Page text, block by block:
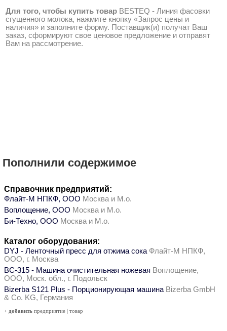
Для того, чтобы купить товар BESTEQ - Линия фасовки
сгущенного молока, нажмите кнопку «Запрос цены и
наличия» и заполните форму. Поставщик(и) получат Ваш
заказ, сформируют свое ценовое предложение и отправят
Вам на рассмотрение.
Пополнили содержимое
Справочник предприятий:
Флайт-М НПКФ, ООО Москва и М.о.
Воплощение, ООО Москва и М.о.
Би-Техно, ООО Москва и М.о.
Каталог оборудования:
DYJ - Ленточный пресс для отжима сока Флайт-М НПКФ,
ООО, г. Москва
ВС-315 - Машина очистительная ножевая Воплощение,
ООО, Моск. обл., г. Подольск
Bizerba S121 Plus - Порционирующая машина Bizerba GmbH
& Co. KG, Германия
+ добавить предприятие | товар